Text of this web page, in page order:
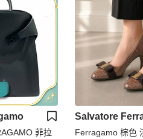
菲拉
Salvatore
Ferragamo 棕色